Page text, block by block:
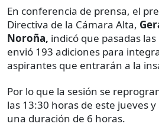
En conferencia de prensa, el
Directiva de la Cámara Alta,
Noroña, indicó que pasadas
envió 193 adiciones para
aspirantes que entrarán a la
Por lo que la sesión se
las 13:30 horas de este jueves
una duración de 6 horas.